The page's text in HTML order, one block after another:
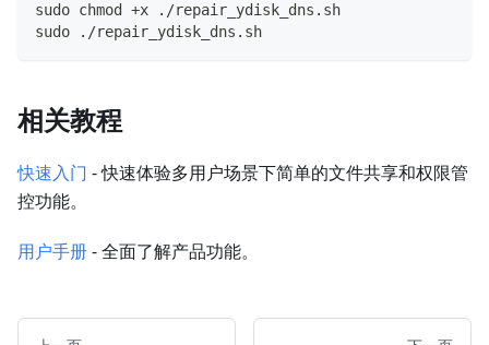
sudo chmod +x ./repair_ydisk_dns.sh
sudo ./repair_ydisk_dns.sh
相关教程
快速入门 - 快速体验多用户场景下简单的文件共享和权限管
控功能。
用户手册- 全面了解产品功能。